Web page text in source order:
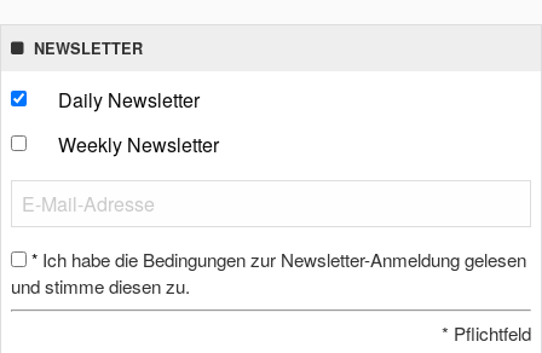
NEWSLETTER
Daily Newsletter
Weekly Newsletter
* Ich habe die Bedingungen zur Newsletter-Anmeldung gelesen
und stimme diesen zu.
* Pflichtfeld